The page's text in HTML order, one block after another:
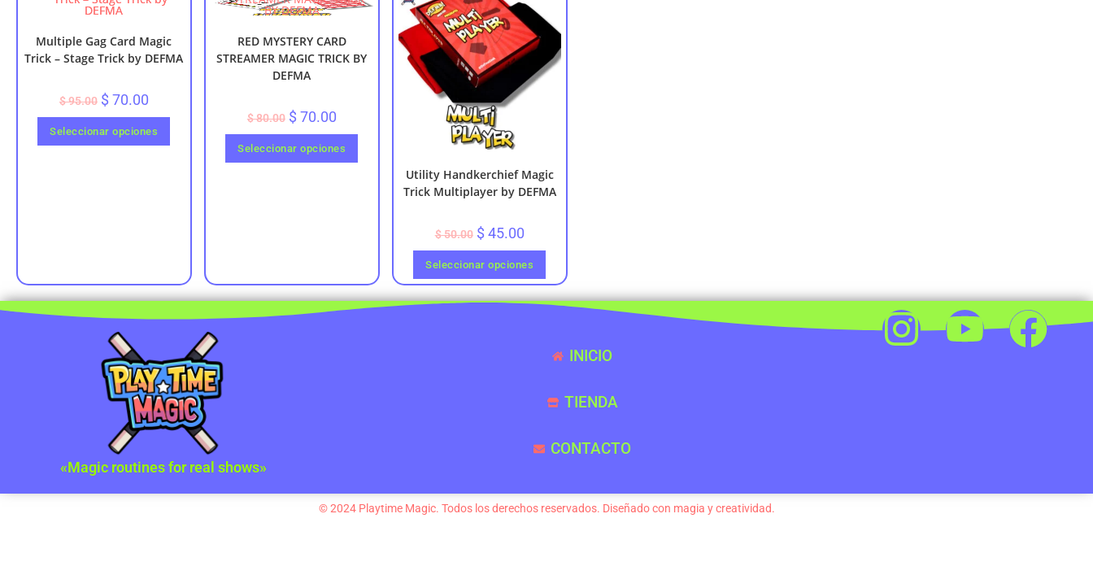
Multiple Gag Card Magic
Trick – Stage Trick by DEFMA
$95.00 $ 70.00
Seleccionar opciones
RED MYSTERY CARD
STREAMER MAGIC TRICK BY
DEFMA
$80.00 $ 70.00
Seleccionar opciones
Utility Handkerchief Magic
Trick Multiplayer by DEFMA
$50.00 $ 45.00
Seleccionar opciones
«Magic routines for real shows»
INICIO
TIENDA
CONTACTO
© 2024 Playtime Magic. Todos los derechos reservados. Diseñado con magia y creatividad.